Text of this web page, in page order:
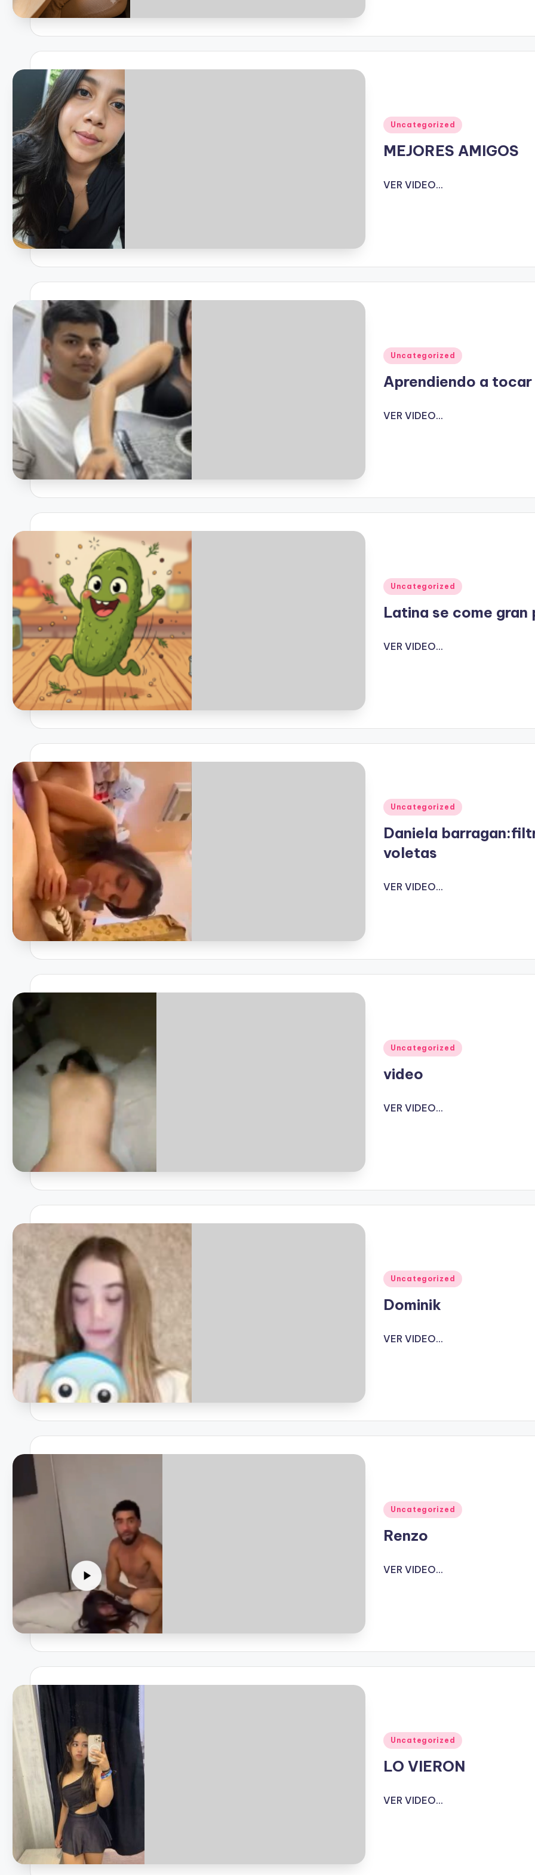
Publicado
Uncategorized
MEJORES AMIGOS
VER VIDEO...
Publicado
Uncategorized
Aprendiendo a
VER VIDEO...
Publicado
Uncategorized
Latina se come gran
VER VIDEO...
Publicado
Uncategorized
Daniela
voletas
VER VIDEO...
Publicado
Uncategorized
video
VER VIDEO...
Publicado
Uncategorized
Dominik
VER VIDEO...
Publicado
Uncategorized
Renzo
VER VIDEO...
Publicado
Uncategorized
LO VIERON
VER VIDEO...